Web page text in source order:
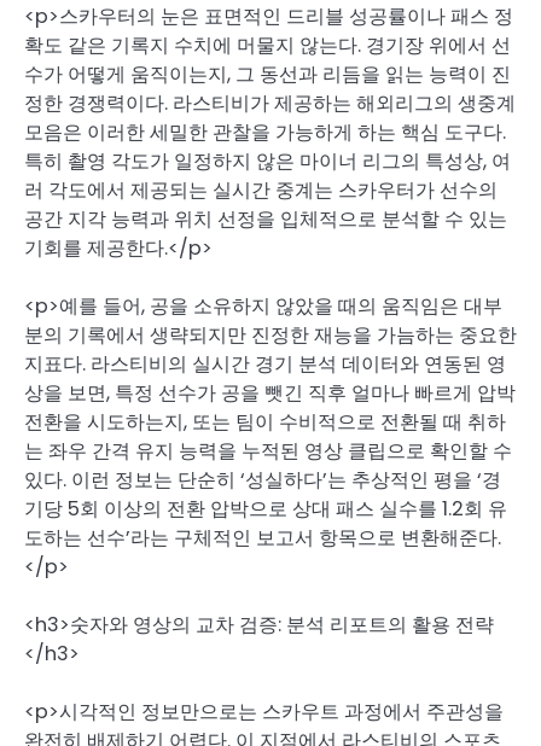
<p>스카우터의 눈은 표면적인 드리블 성공률이나 패스 정
확도 같은 기록지 수치에 머물지 않는다. 경기장 위에서 선
수가 어떻게 움직이는지, 그 동선과 리듬을 읽는 능력이 진
정한 경쟁력이다. 라스티비가 제공하는 해외리그의 생중계
모음은 이러한 세밀한 관찰을 가능하게 하는 핵심 도구다.
특히 촬영 각도가 일정하지 않은 마이너 리그의 특성상, 여
러 각도에서 제공되는 실시간 중계는 스카우터가 선수의
공간 지각 능력과 위치 선정을 입체적으로 분석할 수 있는
기회를 제공한다.</p>
<p>예를 들어, 공을 소유하지 않았을 때의 움직임은 대부
분의 기록에서 생략되지만 진정한 재능을 가늠하는 중요한
지표다. 라스티비의 실시간 경기 분석 데이터와 연동된 영
상을 보면, 특정 선수가 공을 뺏긴 직후 얼마나 빠르게 압박
전환을 시도하는지, 또는 팀이 수비적으로 전환될 때 취하
는 좌우 간격 유지 능력을 누적된 영상 클립으로 확인할 수
있다. 이런 정보는 단순히 ‘성실하다’는 추상적인 평을 ‘경
기당 5회 이상의 전환 압박으로 상대 패스 실수를 1.2회 유
도하는 선수’라는 구체적인 보고서 항목으로 변환해준다.
</p>
<h3>숫자와 영상의 교차 검증: 분석 리포트의 활용 전략
</h3>
<p>시각적인 정보만으로는 스카우트 과정에서 주관성을